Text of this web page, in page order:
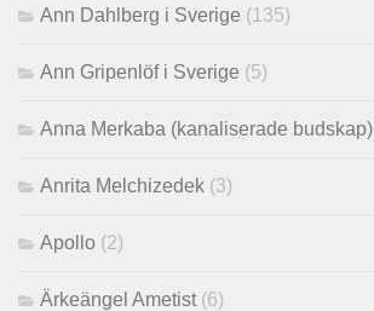
Ann Dahlberg i Sverige (135)
Ann Gripenlöf i Sverige (5)
Anna Merkaba (kanaliserade budskap)
Anrita Melchizedek (3)
Apollo (2)
Ärkeängel Ametist (6)